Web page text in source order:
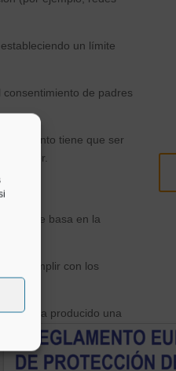
un límite
de padres
tiene que ser
que se basa en la
de cumplir con los
ya se ha producido una
de compensar o